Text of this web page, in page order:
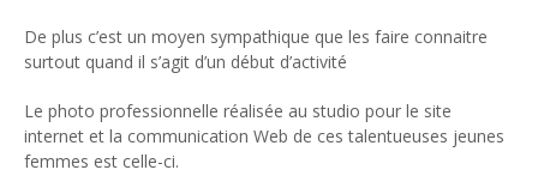
De plus c’est un moyen sympathique que les faire connaitre
surtout quand il s’agit d’un début d’activité
Le photo professionnelle réalisée au studio pour le site
internet et la communication Web de ces talentueuses jeunes
femmes est celle-ci.